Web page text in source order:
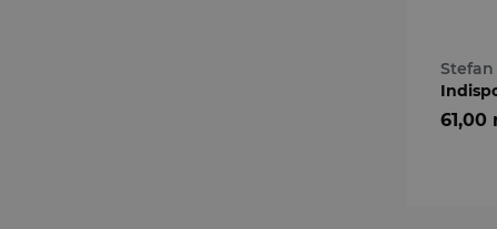
61,00